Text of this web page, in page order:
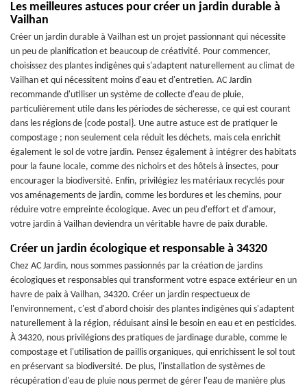
Les meilleures astuces pour créer un jardin durable à
Vailhan
Créer un jardin durable à Vailhan est un projet passionnant qui nécessite
un peu de planification et beaucoup de créativité. Pour commencer,
choisissez des plantes indigènes qui s'adaptent naturellement au climat de
Vailhan et qui nécessitent moins d'eau et d'entretien. AC Jardin
recommande d'utiliser un système de collecte d'eau de pluie,
particulièrement utile dans les périodes de sécheresse, ce qui est courant
dans les régions de {code postal}. Une autre astuce est de pratiquer le
compostage ; non seulement cela réduit les déchets, mais cela enrichit
également le sol de votre jardin. Pensez également à intégrer des habitats
pour la faune locale, comme des nichoirs et des hôtels à insectes, pour
encourager la biodiversité. Enfin, privilégiez les matériaux recyclés pour
vos aménagements de jardin, comme les bordures et les chemins, pour
réduire votre empreinte écologique. Avec un peu d'effort et d'amour,
votre jardin à Vailhan deviendra un véritable havre de paix durable.
Créer un jardin écologique et responsable à 34320
Chez AC Jardin, nous sommes passionnés par la création de jardins
écologiques et responsables qui transforment votre espace extérieur en un
havre de paix à Vailhan, 34320. Créer un jardin respectueux de
l'environnement, c'est d'abord choisir des plantes indigènes qui s'adaptent
naturellement à la région, réduisant ainsi le besoin en eau et en pesticides.
À 34320, nous privilégions des pratiques de jardinage durable, comme le
compostage et l'utilisation de paillis organiques, qui enrichissent le sol tout
en préservant sa biodiversité. De plus, l'installation de systèmes de
récupération d'eau de pluie nous permet de gérer l'eau de manière plus